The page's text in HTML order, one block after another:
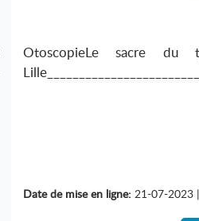
OtoscopieLe sacre
Date de mise en ligne: 21-07-2023 |